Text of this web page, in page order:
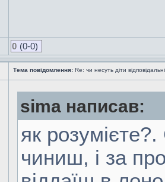
0 (0-0)
Тема повідомлення: Re: чи несуть діти
sima написав:
як
чиниш, і за